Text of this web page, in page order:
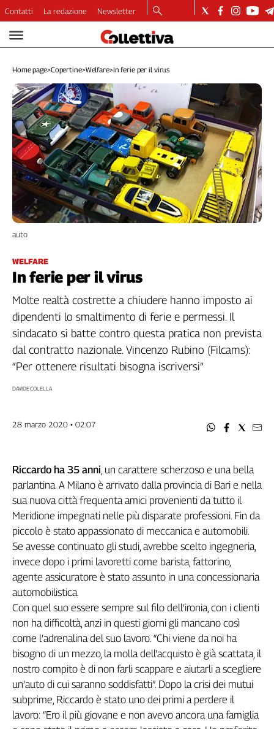
Video
Dirette
Longform
Copertine
Economia
Lavoro
Ambiente
Diritti
Welfare
Internazionale
Culture
Categorie
Filcams
Filctem
Fillea
Filt
Fiom
Fisac
Flc
Nidil
Inca
Caaf
Speciali
G8
di
Genova,
il
sangue
ragione
120
anni
Cgil
Collettiva
Academy
Collettiva
Play
Contatti La redazione Newsletter
Home page>Copertine>Welfare>In ferie per il virus
WELFARE
In ferie per il virus
auto
Molte realtà costrette a chiudere hanno imposto ai
dipendenti lo smaltimento di ferie e permessi. Il
sindacato si batte contro questa pratica non prevista
dal contratto nazionale. Vincenzo Rubino (Filcams):
“Per ottenere risultati bisogna iscriversi”
DAVIDE COLELLA
28 marzo 2020 • 02:07
Riccardo ha 35 anni, un carattere scherzoso e una bella
parlantina. A Milano è arrivato dalla provincia di Bari e nella
sua nuova città frequenta amici provenienti da tutto il
Meridione impegnati nelle più disparate professioni. Fin da
piccolo è stato appassionato di meccanica e automobili.
Se avesse continuato gli studi, avrebbe scelto ingegneria,
invece dopo i primi lavoretti come barista, fattorino,
agente assicuratore è stato assunto in una concessionaria
automobilistica.
Con quel suo essere sempre sul filo dell’ironia, con i clienti
non ha difficoltà, anzi in questi giorni gli mancano così
come l’adrenalina del suo lavoro. “Chi viene da noi ha
bisogno di un mezzo, la molla dell'acquisto è già scattata, il
nostro compito è di non farli scappare e aiutarli a scegliere
un’auto di cui saranno soddisfatti”. Dopo la crisi dei mutui
subprime, Riccardo è stato uno dei primi a perdere il
lavoro: “Ero il più giovane e non avevo ancora una famiglia